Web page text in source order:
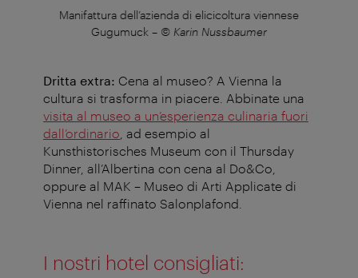
Manifattura dell’azienda di elicicoltura viennese
Gugumuck – © Karin Nussbaumer
Dritta extra: Cena al museo? A Vienna la
cultura si trasforma in piacere. Abbinate una
visita al museo a un’esperienza culinaria fuori
dall’ordinario , ad esempio al
Kunsthistorisches Museum con il Thursday
Dinner , all’Albertina con cena al Do&Co
oppure al MAK – Museo di Arti Applicate di
Vienna nel raffinato Salonplafond
I nostri hotel consigliati: